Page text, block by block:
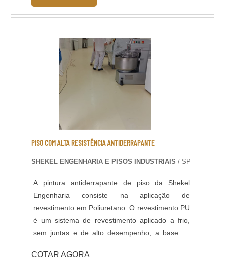
serviçoO serviço de aplicação de bona garante
padrão de qualidade e que trazem exce....
PISO COM ALTA RESISTÊNCIA ANTIDERRAPANTE
SHEKEL ENGENHARIA E PISOS INDUSTRIAIS / SP
A pintura antiderrapante de piso da Shekel
Engenharia consiste na aplicação de
revestimento em Poliuretano. O revestimento PU
é um sistema de revestimento aplicado a frio,
sem juntas e de alto desempenho, a base de
COTAR AGORA